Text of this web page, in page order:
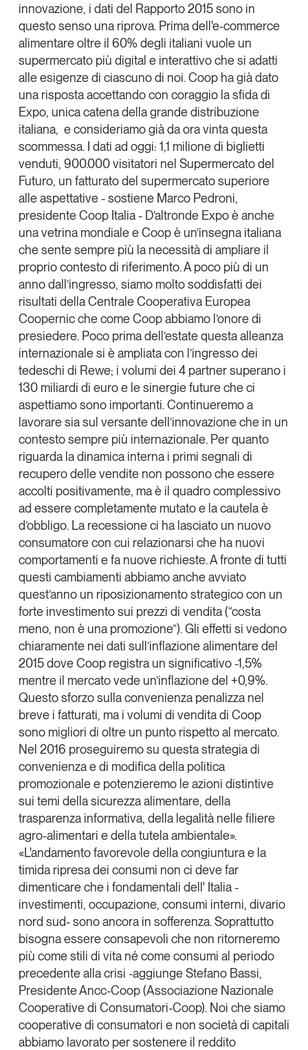
innovazione, i dati del Rapporto 2015 sono in
questo senso una riprova. Prima dell'e-commerce
alimentare oltre il 60% degli italiani vuole un
supermercato più digital e interattivo che si adatti
alle esigenze di ciascuno di noi. Coop ha già dato
una risposta accettando con coraggio la sfida di
Expo, unica catena della grande distribuzione
italiana, e consideriamo già da ora vinta questa
scommessa. I dati ad oggi: 1,1 milione di biglietti
venduti, 900.000 visitatori nel Supermercato del
Futuro, un fatturato del supermercato superiore
alle aspettative - sostiene Marco Pedroni,
presidente Coop Italia - D’altronde Expo è anche
una vetrina mondiale e Coop è un’insegna italiana
che sente sempre più la necessità di ampliare il
proprio contesto di riferimento. A poco più di un
anno dall’ingresso, siamo molto soddisfatti dei
risultati della Centrale Cooperativa Europea
Coopernic che come Coop abbiamo l’onore di
presiedere. Poco prima dell’estate questa alleanza
internazionale si è ampliata con l’ingresso dei
tedeschi di Rewe; i volumi dei 4 partner superano i
130 miliardi di euro e le sinergie future che ci
aspettiamo sono importanti. Continueremo a
lavorare sia sul versante dell’innovazione che in un
contesto sempre più internazionale. Per quanto
riguarda la dinamica interna i primi segnali di
recupero delle vendite non possono che essere
accolti positivamente, ma è il quadro complessivo
ad essere completamente mutato e la cautela è
d’obbligo. La recessione ci ha lasciato un nuovo
consumatore con cui relazionarsi che ha nuovi
comportamenti e fa nuove richieste. A fronte di tutti
questi cambiamenti abbiamo anche avviato
quest’anno un riposizionamento strategico con un
forte investimento sui prezzi di vendita (“costa
meno, non è una promozione”). Gli effetti si vedono
chiaramente nei dati sull’inflazione alimentare del
2015 dove Coop registra un significativo -1,5%
mentre il mercato vede un’inflazione del +0,9%.
Questo sforzo sulla convenienza penalizza nel
breve i fatturati, ma i volumi di vendita di Coop
sono migliori di oltre un punto rispetto al mercato.
Nel 2016 proseguiremo su questa strategia di
convenienza e di modifica della politica
promozionale e potenzieremo le azioni distintive
sui temi della sicurezza alimentare, della
trasparenza informativa, della legalità nelle filiere
agro-alimentari e della tutela ambientale».
«L'andamento favorevole della congiuntura e la
timida ripresa dei consumi non ci deve far
dimenticare che i fondamentali dell' Italia -
investimenti, occupazione, consumi interni, divario
nord sud- sono ancora in sofferenza. Soprattutto
bisogna essere consapevoli che non ritorneremo
più come stili di vita né come consumi al periodo
precedente alla crisi -aggiungeStefano Bassi,
Presidente Ancc-Coop (Associazione Nazionale
Cooperative di Consumatori-Coop). Noi che siamo
cooperative di consumatori e non società di capitali
abbiamo lavorato per sostenere il reddito